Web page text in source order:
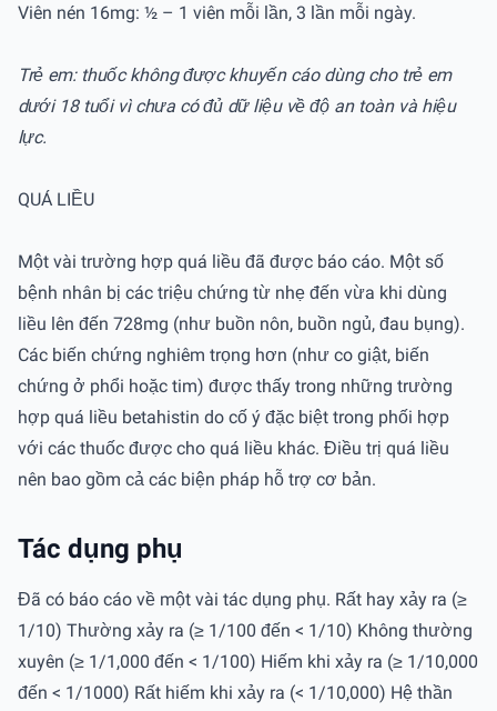
Viên nén 16mg: ½ – 1 viên mỗi lần, 3 lần mỗi ngày.
Trẻ em: thuốc không được khuyến cáo dùng cho trẻ em
dưới 18 tuổi vì chưa có đủ dữ liệu về độ an toàn và hiệu
lực.
QUÁ LIỀU
Một vài trường hợp quá liều đã được báo cáo. Một số
bệnh nhân bị các triệu chứng từ nhẹ đến vừa khi dùng
liều lên đến 728mg (như buồn nôn, buồn ngủ, đau bụng).
Các biến chứng nghiêm trọng hơn (như co giật, biến
chứng ở phổi hoặc tim) được thấy trong những trường
hợp quá liều betahistin do cố ý đặc biệt trong phối hợp
với các thuốc được cho quá liều khác. Điều trị quá liều
nên bao gồm cả các biện pháp hỗ trợ cơ bản.
Tác dụng phụ
Đã có báo cáo về một vài tác dụng phụ. Rất hay xảy ra (≥
1/10) Thường xảy ra (≥ 1/100 đến < 1/10) Không thường
xuyên (≥ 1/1,000 đến < 1/100) Hiếm khi xảy ra (≥ 1/10,000
đến < 1/1000) Rất hiếm khi xảy ra (< 1/10,000) Hệ thần